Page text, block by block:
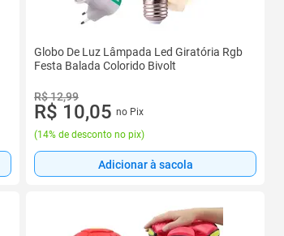
Globo De Luz Lâmpada Led Giratória Rgb
Festa Balada Colorido Bivolt
R$ 12,99
R$ 10,05 no Pix
(14% de desconto no pix)
Adicionar à sacola